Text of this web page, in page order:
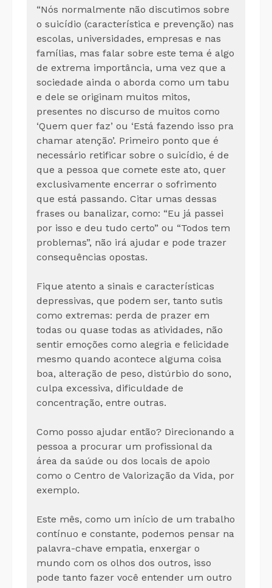
“Nós normalmente não discutimos sobre
o suicídio (característica e prevenção) nas
escolas, universidades, empresas e nas
famílias, mas falar sobre este tema é algo
de extrema importância, uma vez que a
sociedade ainda o aborda como um tabu
e dele se originam muitos mitos,
presentes no discurso de muitos como
‘Quem quer faz’ ou ‘Está fazendo isso pra
chamar atenção’. Primeiro ponto que é
necessário retificar sobre o suicídio, é de
que a pessoa que comete este ato, quer
exclusivamente encerrar o sofrimento
que está passando. Citar umas dessas
frases ou banalizar, como: “Eu já passei
por isso e deu tudo certo” ou “Todos tem
problemas”, não irá ajudar e pode trazer
consequências opostas.
Fique atento a sinais e características
depressivas, que podem ser, tanto sutis
como extremas: perda de prazer em
todas ou quase todas as atividades, não
sentir emoções como alegria e felicidade
mesmo quando acontece alguma coisa
boa, alteração de peso, distúrbio do sono,
culpa excessiva, dificuldade de
concentração, entre outras.
Como posso ajudar então? Direcionando a
pessoa a procurar um profissional da
área da saúde ou dos locais de apoio
como o Centro de Valorização da Vida, por
exemplo.
Este mês, como um início de um trabalho
contínuo e constante, podemos pensar na
palavra-chave empatia, enxergar o
mundo com os olhos dos outros, isso
pode tanto fazer você entender um outro